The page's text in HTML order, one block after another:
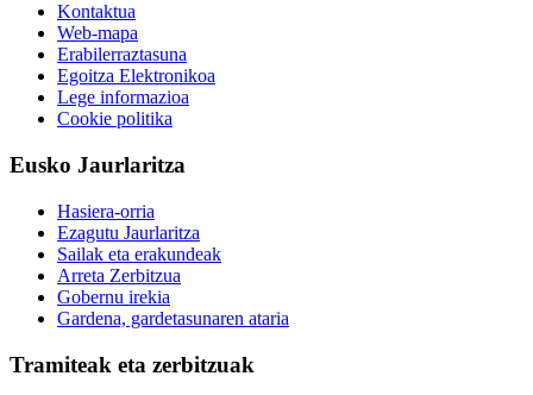
Kontaktua
Web-mapa
Erabilerraztasuna
Egoitza Elektronikoa
Lege informazioa
Cookie politika
Eusko Jaurlaritza
Hasiera-orria
Ezagutu Jaurlaritza
Sailak eta erakundeak
Arreta Zerbitzua
Gobernu irekia
Gardena, gardetasunaren ataria
Tramiteak eta zerbitzuak